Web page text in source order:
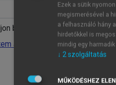
belépve
a jelszavamat
Ezek a sütik
megismerésével a
a felhasználó hány
hirdetőkkel is
mindig egy
↓ 2szolgáltatás
MŰKÖDÉSHEZ